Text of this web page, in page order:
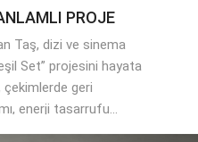
PROJE
Taş, dizi ve sinema
Set” projesini hayata
çekimlerde geri
enerji tasarrufu...